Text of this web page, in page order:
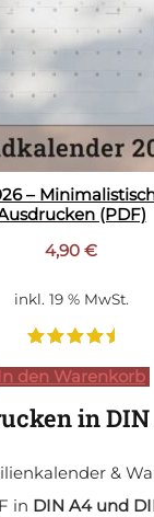
–
(PDF)
4,90 €
inkl. 19 % MwSt.
In den Warenkorb
in DIN
&
in DIN A4 und